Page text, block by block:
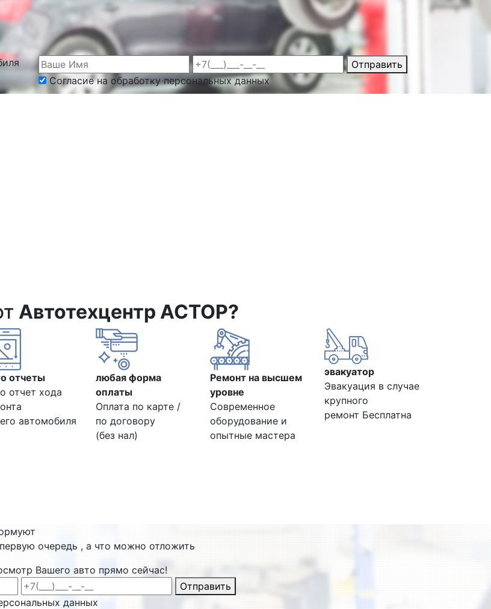
Отправить
Согласие на обработку персональных данных
Автотехцентр АСТОР?
отчеты
отчет хода
автомобиля
любая форма
оплаты
Оплата по карте /
по договору
(без нал)
Ремонт на высшем
уровне
Современное
оборудование и
опытные мастера
эвакуатор
Эвакуация в случае
крупного
ремонт Бесплатна
очередь , а что можно отложить
Вашего авто прямо сейчас!
Отправить
данных